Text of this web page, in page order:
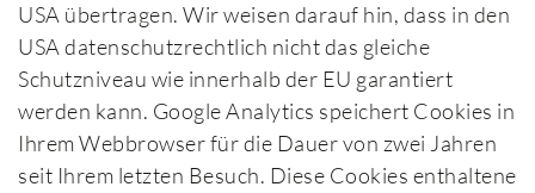
USA übertragen. Wir weisen darauf hin, dass in den
USA datenschutzrechtlich nicht das gleiche
Schutzniveau wie innerhalb der EU garantiert
werden kann. Google Analytics speichert Cookies in
Ihrem Webbrowser für die Dauer von zwei Jahren
seit Ihrem letzten Besuch. Diese Cookies enthaltene